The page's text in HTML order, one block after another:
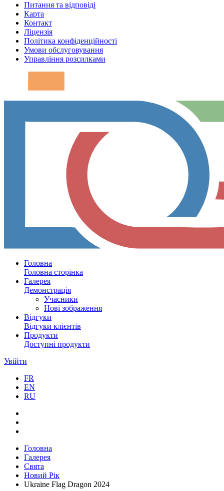
Питання та відповіді
Карта
Контакт
Ліцензія
Політика конфіденційності
Умови обслуговування
Управління розсилками
Головна
Головна сторінка
Галерея
Демонстрація
Учасники
Нові зображення
Відгуки
Відгуки клієнтів
Продукти
Доступні продукти
Увійти
FR
EN
RU
Головна
Галерея
Свята
Новий Рік
Ukraine Flag Dragon 2024